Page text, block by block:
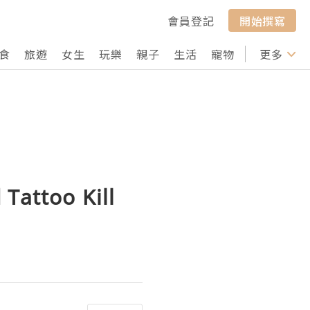
會員登記
開始撰寫
旅遊 女生 玩樂 親子 生活 寵物 行山 打卡
更多
Tattoo Kill